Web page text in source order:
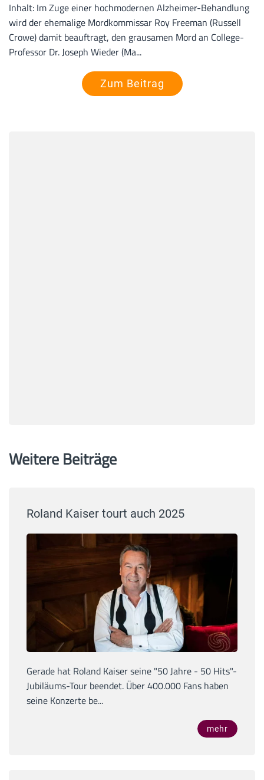
Inhalt: Im Zuge einer hochmodernen Alzheimer-Behandlung
wird der ehemalige Mordkommissar Roy Freeman (Russell
Crowe) damit beauftragt, den grausamen Mord an College-
Professor Dr. Joseph Wieder (Ma...
Zum Beitrag
Weitere Beiträge
Roland Kaiser tourt auch 2025
Gerade hat Roland Kaiser seine "50 Jahre - 50 Hits"-
Jubiläums-Tour beendet. Über 400.000 Fans haben
seine Konzerte be...
mehr